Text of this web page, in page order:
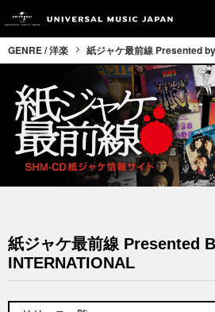
GENRE / 洋楽 紙ジャケ最前線 Presented
紙ジャケ最前線 Presented
INTERNATIONAL